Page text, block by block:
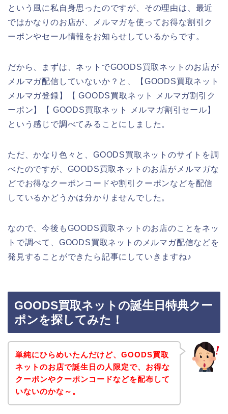
という風に私自身思ったのですが、その理由は、最近
ではかなりのお店が、メルマガを使ってお得な割引ク
ーポンやセール情報をお知らせしているからです。
だから、まずは、ネットでGOODS買取ネットのお店が
メルマガ配信していないか？と、【GOODS買取ネット
メルマガ登録】【 GOODS買取ネット メルマガ割引ク
ーポン】【 GOODS買取ネット メルマガ割引セール】
という感じで調べてみることにしました。
ただ、かなり色々と、GOODS買取ネットのサイトを調
べたのですが、GOODS買取ネットのお店がメルマガな
どでお得なクーポンコードや割引クーポンなどを配信
しているかどうかは分かりませんでした。
なので、今後もGOODS買取ネットのお店のことをネッ
トで調べて、GOODS買取ネットのメルマガ配信などを
発見することができたら記事にしていきますね♪
GOODS買取ネットの誕生日特典クー
ポンを探してみた！
単純にひらめいたんだけど、GOODS買取
ネットのお店で誕生日の人限定で、お得な
クーポンやクーポンコードなどを配布して
いないのかな～。